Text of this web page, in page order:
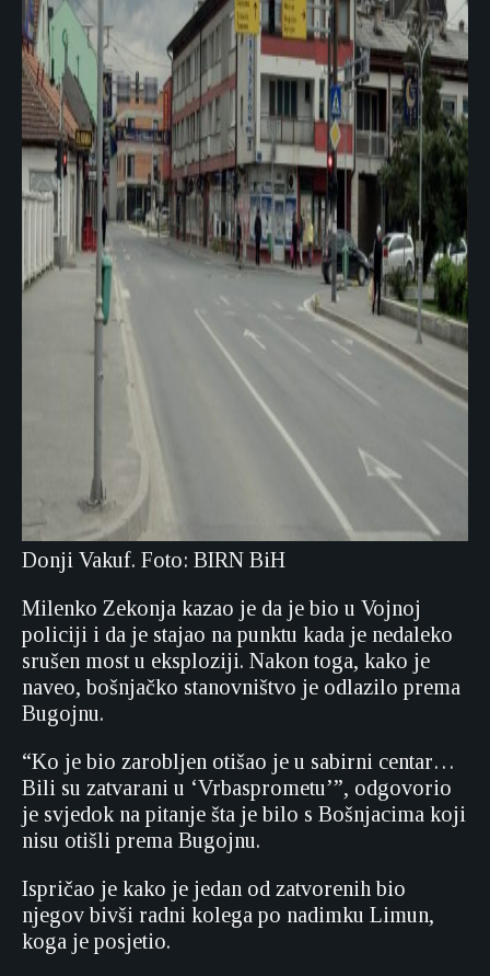
Donji Vakuf. Foto: BIRN BiH
Milenko Zekonja kazao je da je bio u Vojnoj
policiji i da je stajao na punktu kada je nedaleko
srušen most u eksploziji. Nakon toga, kako je
naveo, bošnjačko stanovništvo je odlazilo prema
Bugojnu.
“Ko je bio zarobljen otišao je u sabirni centar…
Bili su zatvarani u ‘Vrbasprometu’”, odgovorio
je svjedok na pitanje šta je bilo s Bošnjacima koji
nisu otišli prema Bugojnu.
Ispričao je kako je jedan od zatvorenih bio
njegov bivši radni kolega po nadimku Limun,
koga je posjetio.